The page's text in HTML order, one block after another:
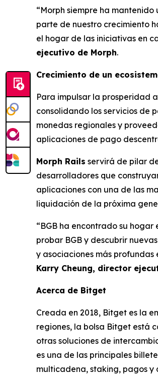
“Morph siempre ha
parte de nuestro crecimiento
el hogar de las iniciativas en
ejecutivo de Morph.
Crecimiento de un
Para impulsar la prosperidad
consolidando los servicios de
monedas regionales y
aplicaciones de pago
Morph Rails servirá de pilar
desarrolladores que
aplicaciones con una de las
liquidación de la próxima
“BGB ha encontrado su
probar BGB y descubrir
y asociaciones más
Karry Cheung, director
Acerca de Bitget
Creada en 2018, Bitget es la
regiones, la bolsa Bitget está
otras soluciones de
es una de las principales
multicadena, staking, pagos y